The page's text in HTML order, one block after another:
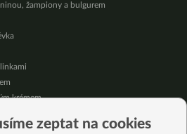
žampiony a bulgurem
krémem
a vločkami
zeptat na cookies